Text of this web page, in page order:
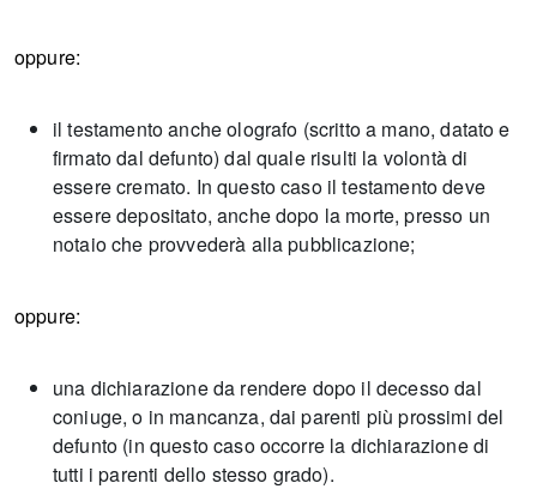
oppure:
il testamento anche olografo (scritto a mano, datato e
firmato dal defunto) dal quale risulti la volontà di
essere cremato. In questo caso il testamento deve
essere depositato, anche dopo la morte, presso un
notaio che provvederà alla pubblicazione;
oppure:
una dichiarazione da rendere dopo il decesso dal
coniuge, o in mancanza, dai parenti più prossimi del
defunto (in questo caso occorre la dichiarazione di
tutti i parenti dello stesso grado).